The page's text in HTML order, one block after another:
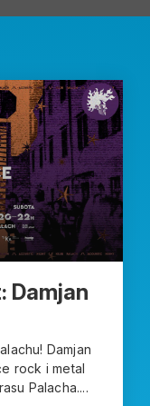
Damjan
Damjan
rock i metal
Palacha....